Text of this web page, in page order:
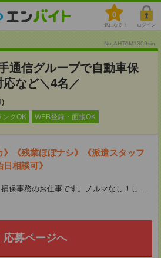
0
気になる！ ログイン
No.AHTAM1309sin
通信グループで自動車保
など＼4名／
ンクOK WEB登録・面接OK
》《残業ほぼナシ》《派遣スタッフ
相談可》
保事務のお仕事です。ノルマなし！し ...
応募ページへ